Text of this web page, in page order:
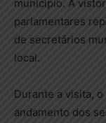
município. A
parlamentares
de secretários
local.
Durante a visita,
andamento dos